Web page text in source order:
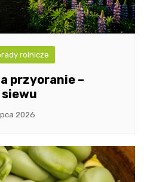
rolnicze
przyoranie –
2026